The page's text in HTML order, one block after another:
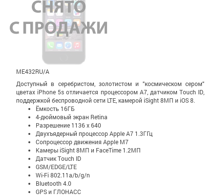
ME432RU/A
Доступный в серебристом, золотистом и "космическом сером"
цветах iPhone 5s отличается процессором A7, датчиком Touch ID,
поддержкой беспроводной сети LTE, камерой iSight 8МП и iOS 8.
Ёмкость 16ГБ
4-дюймовый экран Retina
Разрешение 1136 x 640
Двухъядерный процессор Apple A7 1.3ГГц
Сопроцессор движения Apple M7
Камеры iSight 8МП и FaceTime 1.2МП
Датчик Touch ID
GSM/EDGE/LTE
Wi-Fi 802.11a/b/g/n
Bluetooth 4.0
GPS и ГЛОНАСС